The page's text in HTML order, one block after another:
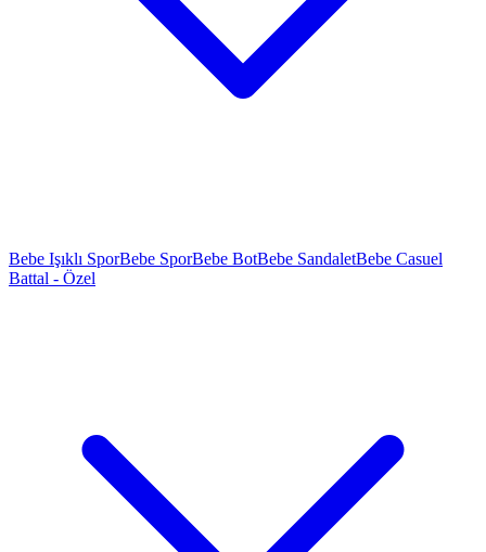
Bebe Işıklı SporBebe SporBebe BotBebe SandaletBebe Casuel
Battal - Özel